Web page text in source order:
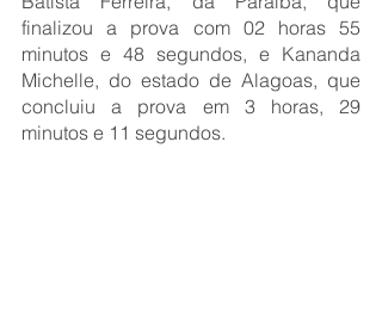
finalizou a prova com 02 horas 55
minutos e 48 segundos, e Kananda
Michelle, do estado de Alagoas, que
concluiu a prova em 3 horas, 29
minutos e 11 segundos.